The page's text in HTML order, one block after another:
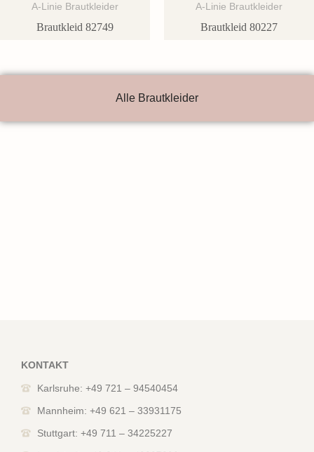
A-Linie Brautkleider
Brautkleid 82749
A-Linie Brautkleider
Brautkleid 80227
Alle Brautkleider
KONTAKT
Karlsruhe: +49 721 – 94540454
Mannheim: +49 621 – 33931175
Stuttgart: +49 711 – 34225227